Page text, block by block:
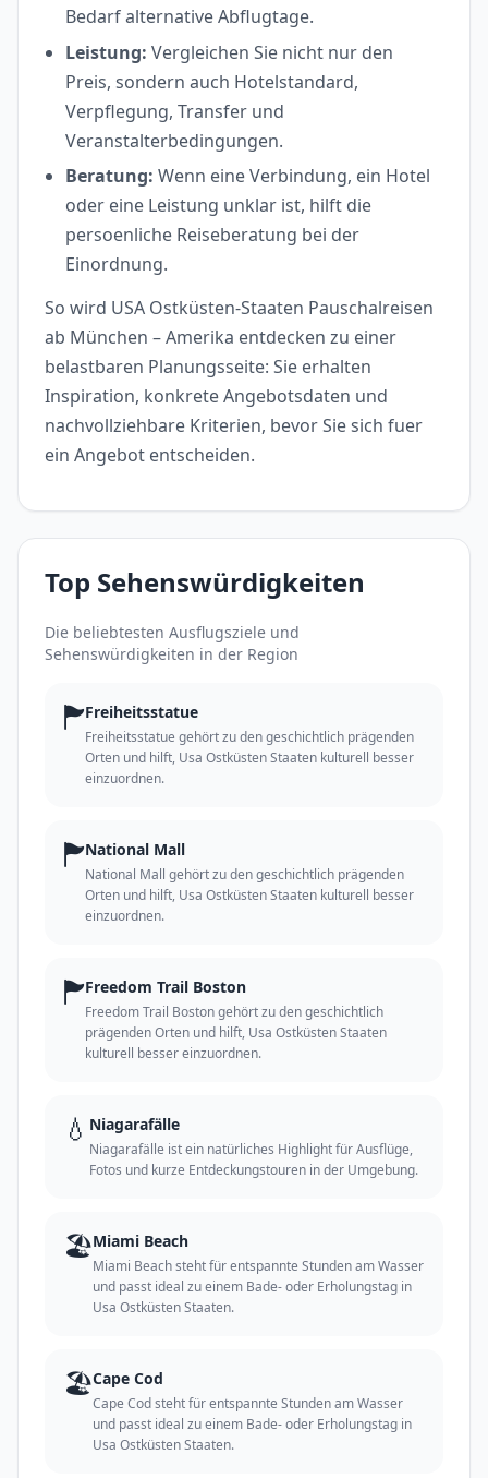
Bedarf alternative Abflugtage.
Leistung: Vergleichen Sie nicht nur den
Preis, sondern auch Hotelstandard,
Verpflegung, Transfer und
Veranstalterbedingungen.
Beratung: Wenn eine Verbindung, ein Hotel
oder eine Leistung unklar ist, hilft die
persoenliche Reiseberatung bei der
Einordnung.
So wird USA Ostküsten-Staaten Pauschalreisen
ab München – Amerika entdecken zu einer
belastbaren Planungsseite: Sie erhalten
Inspiration, konkrete Angebotsdaten und
nachvollziehbare Kriterien, bevor Sie sich fuer
ein Angebot entscheiden.
Top Sehenswürdigkeiten
Die beliebtesten Ausflugsziele und
Sehenswürdigkeiten in der Region
🏲Freiheitsstatue
Freiheitsstatue gehört zu den geschichtlich prägenden
Orten und hilft, Usa Ostküsten Staaten kulturell besser
einzuordnen.
🏲National Mall
National Mall gehört zu den geschichtlich prägenden
Orten und hilft, Usa Ostküsten Staaten kulturell besser
einzuordnen.
🏲Freedom Trail Boston
Freedom Trail Boston gehört zu den geschichtlich
prägenden Orten und hilft, Usa Ostküsten Staaten
kulturell besser einzuordnen.
💧 Niagarafälle
Niagarafälle ist ein natürliches Highlight für Ausflüge,
Fotos und kurze Entdeckungstouren in der Umgebung.
🏖️Miami Beach
Miami Beach steht für entspannte Stunden am Wasser
und passt ideal zu einem Bade- oder Erholungstag in
Usa Ostküsten Staaten.
🏖️Cape Cod
Cape Cod steht für entspannte Stunden am Wasser
und passt ideal zu einem Bade- oder Erholungstag in
Usa Ostküsten Staaten.